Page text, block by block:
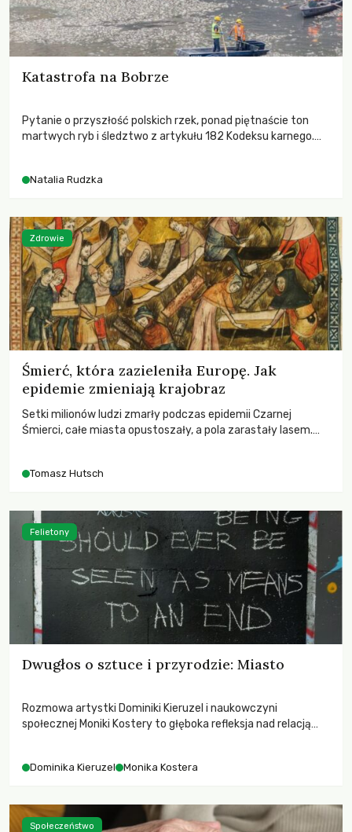
Katastrofa na Bobrze
Pytanie o przyszłość polskich rzek, ponad piętnaście ton
martwych ryb i śledztwo z artykułu 182 Kodeksu karnego.
zdarzeń prowadzących do biologicznej śmierci rzeki.
Natalia Rudzka
Śmierć, która zazieleniła Europę. Jak
epidemie zmieniają krajobraz
Setki milionów ludzi zmarły podczas epidemii Czarnej
Śmierci, całe miasta opustoszały, a pola zarastały lasem.
największych katastrof w swoich dziejach.
Tomasz Hutsch
Zdrowie
Dwugłos o sztuce i przyrodzie: Miasto
Rozmowa artystki Dominiki Kieruzel i naukowczyni
społecznej Moniki Kostery to głęboka refleksja nad relacją
Dominika Kieruzel Monika Kostera
Felietony
Społeczeństwo